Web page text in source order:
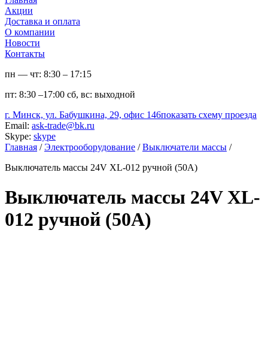
Акции
Доставка и оплата
О компании
Новости
Контакты
пн — чт: 8:30 – 17:15
пт: 8:30 –17:00 сб, вс: выходной
г. Минск, ул. Бабушкина, 29, офис 146показать схему проезда
Email: ask-trade@bk.ru
Skype: skype
Главная / Электрооборудование / Выключатели массы /
Выключатель массы 24V XL-012 ручной (50А)
Выключатель массы 24V XL-
012 ручной (50А)